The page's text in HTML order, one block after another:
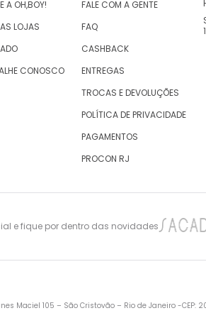
A OH,BOY!
LOJAS
CONOSCO
FALE COM A GENTE
FAQ
CASHBACK
ENTREGAS
TROCAS E DEVOLUÇÕES
POLÍTICA DE PRIVACIDADE
PAGAMENTOS
PROCON RJ
e fique por dentro das novidades
Maciel 105 – São Cristovão – Rio de Janeiro -